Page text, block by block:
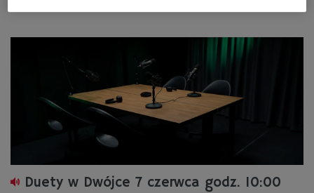
Duety w Dwójce 7 czerwca godz. 10:00